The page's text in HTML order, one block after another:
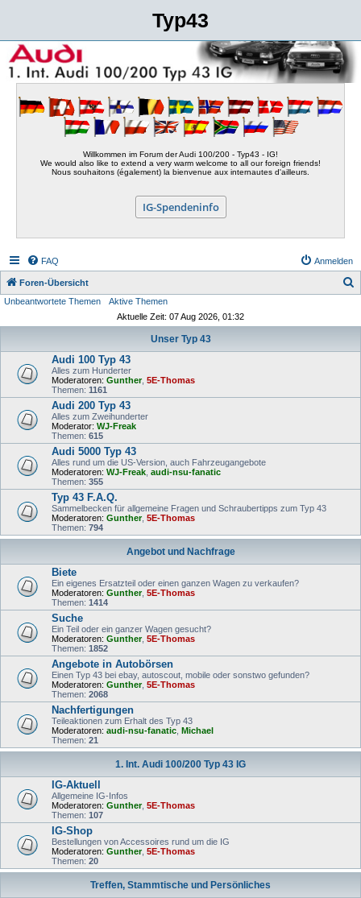
Typ43
Willkommen im Forum der Audi 100/200 - Typ43 - IG!
We would also like to extend a very warm welcome to all our foreign friends!
Nous souhaitons (également) la bienvenue aux internautes d'ailleurs.
IG-Spendeninfo
FAQ Anmelden
Foren-Übersicht
Unbeantwortete Themen
Aktive Themen
Aktuelle Zeit: 07 Aug 2026, 01:32
Unser Typ 43
Audi 100 Typ 43
Alles zum Hunderter
Moderatoren: Gunther, 5E-Thomas
Themen: 1161
Audi 200 Typ 43
Alles zum Zweihunderter
Moderator: WJ-Freak
Themen: 615
Audi 5000 Typ 43
Alles rund um die US-Version, auch Fahrzeugangebote
Moderatoren: WJ-Freak audi-nsu-fanatic
Themen: 355
Typ 43 F.A.Q.
Sammelbecken für allgemeine Fragen und Schraubertipps zum Typ 43
Moderatoren: Gunther, 5E-Thomas
Themen: 794
Angebot und Nachfrage
Biete
Ein eigenes Ersatzteil oder einen ganzen Wagen zu verkaufen?
Moderatoren: Gunther, 5E-Thomas
Themen: 1414
Suche
Ein Teil oder ein ganzer Wagen gesucht?
Moderatoren: Gunther, 5E-Thomas
Themen: 1852
Angebote in Autobörsen
Einen Typ 43 bei ebay, autoscout, mobile oder sonstwo gefunden?
Moderatoren: Gunther, 5E-Thomas
Themen: 2068
Nachfertigungen
Teileaktionen zum Erhalt des Typ 43
Moderatoren: audi-nsu-fanatic Michael
Themen: 21
1. Int. Audi 100/200 Typ 43 IG
IG-Aktuell
Allgemeine IG-Infos
Moderatoren: Gunther, 5E-Thomas
Themen: 107
IG-Shop
Bestellungen von Accessoires rund um die IG
Moderatoren: Gunther, 5E-Thomas
Themen: 20
Treffen, Stammtische und Persönliches